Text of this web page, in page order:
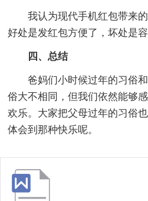
我认为现代手机红包带来
好处是发红包方便了，坏处是
四、总结
爸妈们小时候过年的习俗
俗大不相同，但我们依然能够
欢乐。大家把父母过年的习俗
体会到那种快乐呢。